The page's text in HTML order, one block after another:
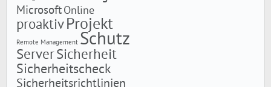
Microsoft Online
proaktivProjekt
Remote Management Schutz
ServerSicherheit
Sicherheitscheck